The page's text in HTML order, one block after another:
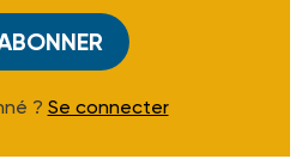
? Se connecter